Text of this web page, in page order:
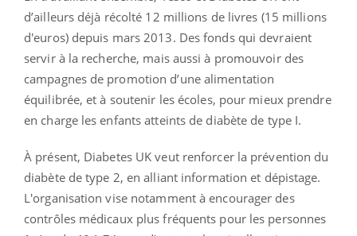
d’ailleurs déjà récolté 12 millions de livres (15 millions
d'euros) depuis mars 2013. Des fonds qui devraient
servir à la recherche, mais aussi à promouvoir des
campagnes de promotion d’une alimentation
équilibrée, et à soutenir les écoles, pour mieux prendre
en charge les enfants atteints de diabète de type I.
À présent, Diabetes UK veut renforcer la prévention du
diabète de type 2, en alliant information et dépistage.
L'organisation vise notamment à encourager des
contrôles médicaux plus fréquents pour les personnes